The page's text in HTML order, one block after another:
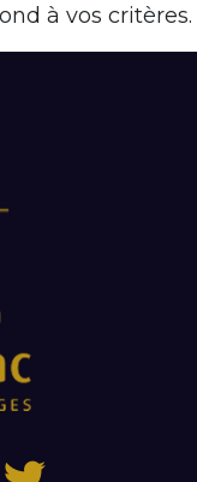
à vos critères.